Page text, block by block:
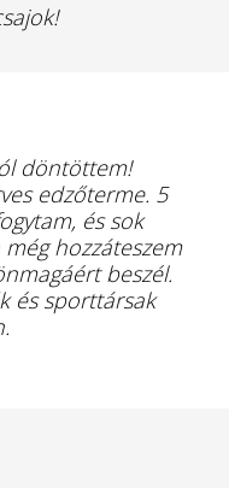
döntöttem!
edzőterme. 5
és sok
hozzáteszem
beszél.
és sporttársak